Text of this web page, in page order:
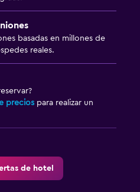
basadas en millones de
reales.
precios para realizar un
de hotel